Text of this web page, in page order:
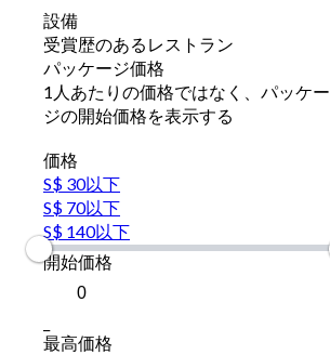
設備
受賞歴のあるレストラン
パッケージ価格
1人あたりの価格ではなく、パッケー
ジの開始価格を表示する
価格
S$ 30以下
S$ 70以下
S$ 140以下
開始価格
最高価格